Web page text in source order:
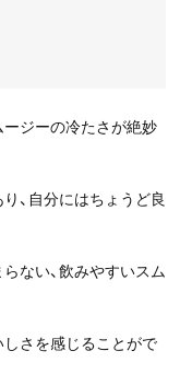
ジーの冷たさが絶妙
、自分にはちょうど良
ない、飲みやすいスム
さを感じることがで